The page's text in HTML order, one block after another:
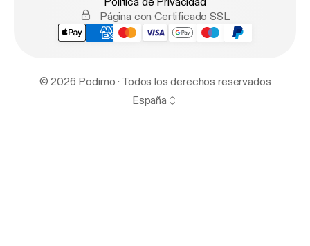
Página con Certificado SSL
© 2026 Podimo · Todos los derechos reservados
España